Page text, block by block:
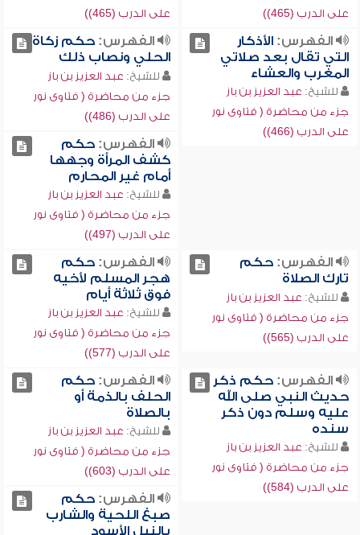
على الدرب (465))
على الدرب (465))
الفهرس:الأذكار
التي تقال بعد صلاتي
المغرب والعشاء
للشيخ: عبد العزيز بن باز
جزء من محاضرة ( فتاوى نور
على الدرب (466))
الفهرس:حكم زكاة
الحلي ونصاب ذلك
للشيخ: عبد العزيز بن باز
جزء من محاضرة ( فتاوى نور
على الدرب (486))
الفهرس:حكم
كشف المرأة وجهها
أمام غير المحارم
للشيخ: عبد العزيز بن باز
جزء من محاضرة ( فتاوى نور
على الدرب (497))
الفهرس:حكم
تارك الصلاة
للشيخ: عبد العزيز بن باز
جزء من محاضرة ( فتاوى نور
على الدرب (565))
الفهرس:حكم
هجر المسلم لأخيه
فوق ثلاثة أيام
للشيخ: عبد العزيز بن باز
جزء من محاضرة ( فتاوى نور
على الدرب (577))
الفهرس:حكم ذكر
حديث النبي صلى الله
عليه وسلم دون ذكر
سنده
للشيخ: عبد العزيز بن باز
جزء من محاضرة ( فتاوى نور
على الدرب (584))
الفهرس:حكم
الحلف بالذمة أو
بالصلاة
للشيخ: عبد العزيز بن باز
جزء من محاضرة ( فتاوى نور
على الدرب (603))
الفهرس:حكم
صبغ اللحية والشارب
بالنيل الأسود